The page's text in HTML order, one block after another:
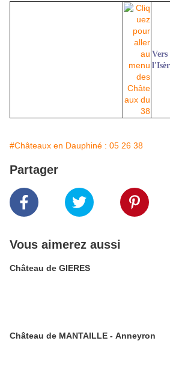
#Châteaux en Dauphiné : 05 26 38
Partager
Vous aimerez aussi
Château de GIERES
Château de MANTAILLE - Anneyron